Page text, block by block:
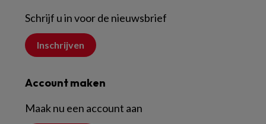
Schrijf u in voor de nieuwsbrief
Inschrijven
Account maken
Maak nu een account aan